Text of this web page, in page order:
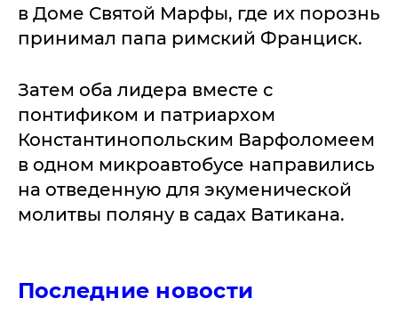
в Доме Святой Марфы, где их порознь
принимал папа римский Франциск.
Затем оба лидера вместе с
понтификом и патриархом
Константинопольским Варфоломеем
в одном микроавтобусе направились
на отведенную для экуменической
молитвы поляну в садах Ватикана.
Последние новости